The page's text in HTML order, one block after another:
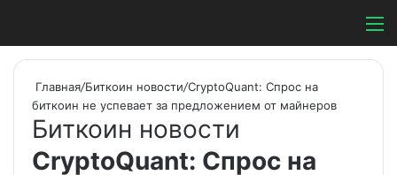
Switch skin
Главная/Биткоин новости/CryptoQuant: Спрос на
биткоин не успевает за предложением от майнеров
Биткоин новости
CryptoQuant: Спрос на